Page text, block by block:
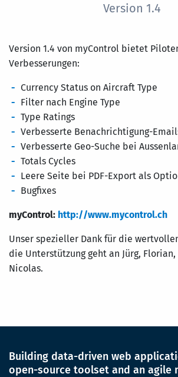
Version 1.4
Version 1.4 von myControl bietet
Verbesserungen:
Currency Status on Aircraft Type
Filter nach Engine Type
Type Ratings
Verbesserte Benachrichtigung-
Verbesserte Geo-Suche bei
Totals Cycles
Leere Seite bei PDF-Export als
Bugfixes
myControl: http://www.mycontrol.ch
Unser spezieller Dank für die
die Unterstützung geht an Jürg, Florian,
Nicolas.
Building data-driven web
open-source toolset and an agile